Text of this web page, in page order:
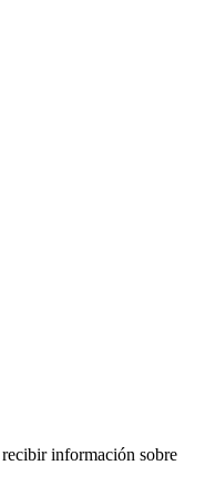
información sobre